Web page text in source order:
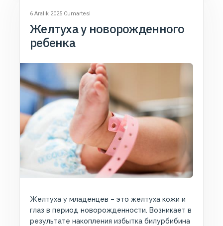
6 Aralık 2025 Cumartesi
Желтуха у новорожденного
ребенка
Желтуха у младенцев – это желтуха кожи и
глаз в период новорожденности. Возникает в
результате накопления избытка билурбибина